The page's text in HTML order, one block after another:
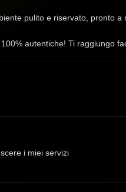
pulito e riservato, pronto
autentiche! Ti raggiungo
i miei servizi